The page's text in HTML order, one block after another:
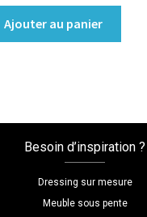
Ajouter au panier
Besoin d’inspiration ?
Dressing sur mesure
Meuble sous pente